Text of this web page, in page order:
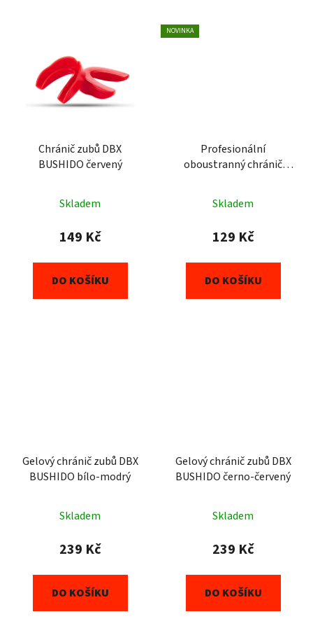
Chránič zubů DBX
BUSHIDO červený
Skladem
149 Kč
DO KOŠÍKU
NOVINKA
Profesionální
oboustranný chránič
Skladem
129 Kč
DO KOŠÍKU
Gelový chránič zubů DBX
BUSHIDO bílo-modrý
Skladem
239 Kč
DO KOŠÍKU
Gelový chránič zubů DBX
BUSHIDO černo-červený
Skladem
239 Kč
DO KOŠÍKU